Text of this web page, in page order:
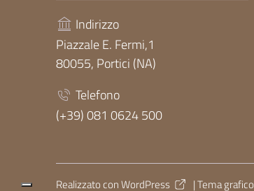
Indirizzo
Piazzale E. Fermi,1
80055, Portici (NA)
Telefono
(+39) 081 0624 500
Realizzato conWordPress |Tema grafico